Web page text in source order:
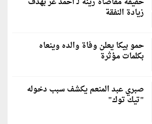
زيادة النفقة
حمو بيكا يعلن وفاة والده وينعاه
بكلمات مؤثرة
صبري عبد المنعم يكشف سبب دخوله
"تيك توك"